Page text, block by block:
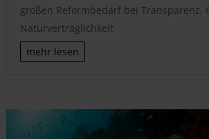
großen Reformbedarf bei Transparenz,
Naturverträglichkeit
mehr lesen